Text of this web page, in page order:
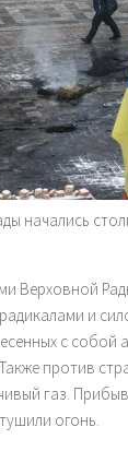
начались
Верховной
и
с
против
газ.
огонь.